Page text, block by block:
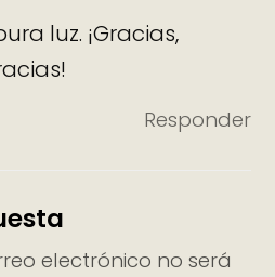
luz. ¡Gracias,
Responder
electrónico no será